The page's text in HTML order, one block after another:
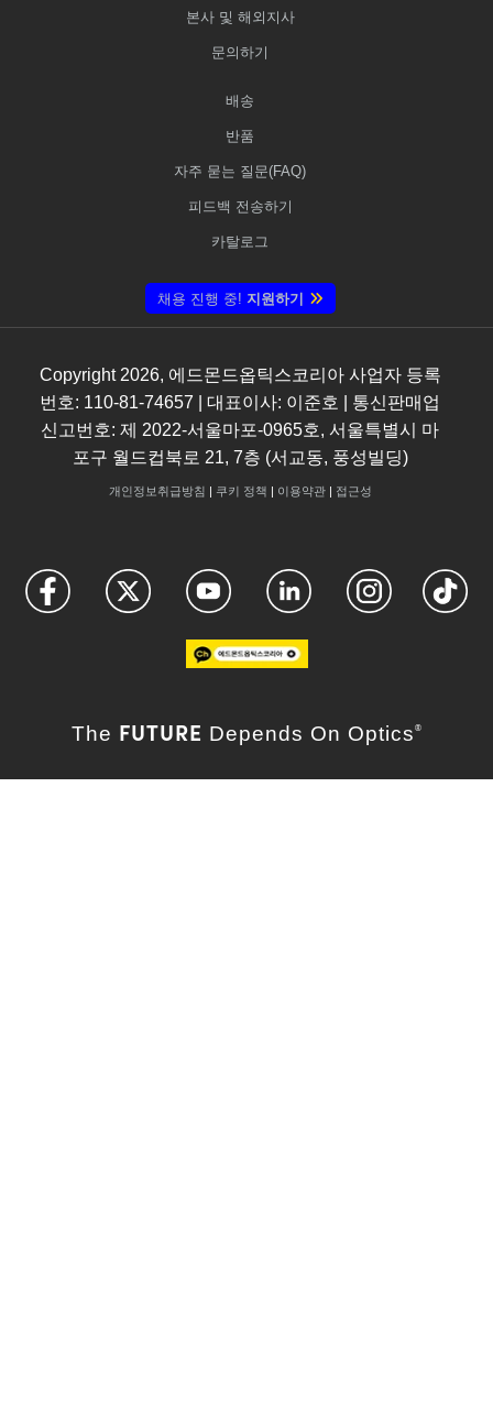
본사 및 해외지사
문의하기
배송
반품
자주 묻는 질문(FAQ)
피드백 전송하기
카탈로그
채용 진행 중! 지원하기
Copyright 2026, 에드몬드옵틱스코리아 사업자 등록
번호: 110-81-74657 | 대표이사: 이준호 | 통신판매업
신고번호: 제 2022-서울마포-0965호, 서울특별시 마
포구 월드컵북로 21, 7층 (서교동, 풍성빌딩)
개인정보취급방침 쿠키 정책 이용약관| 접근성
The FUTURE Depends On Optics ®